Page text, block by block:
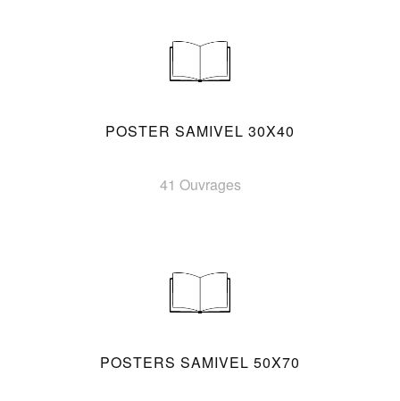
POSTER SAMIVEL 30X40
41 Ouvrages
POSTERS SAMIVEL 50X70